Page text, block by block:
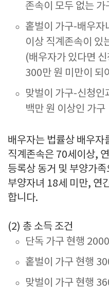
존속이 모두 없는 가
홑벌이 가구-배우자
이상 직계존속이 있
(배우자가 있다면
300만 원 미만이 되
맞벌이 가구-신청인
백만 원 이상인 가구
배우자는 법률상 배우자
직계존속은 70세이상,
등록상 동거 및 부양가
부양자녀 18세 미만, 연
합니다.
(2) 총 소득 조건
단독 가구 현행
홑벌이 가구 현행
맞벌이 가구 현행